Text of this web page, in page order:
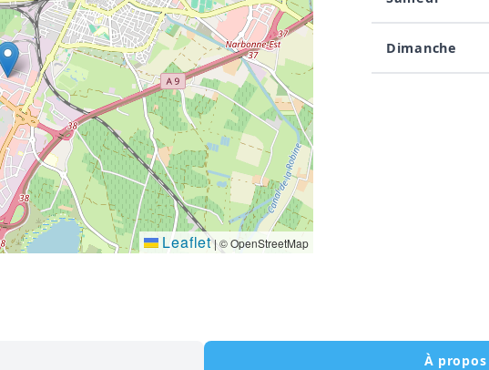
Leaflet|© OpenStreetMap
Dimanche
À propos